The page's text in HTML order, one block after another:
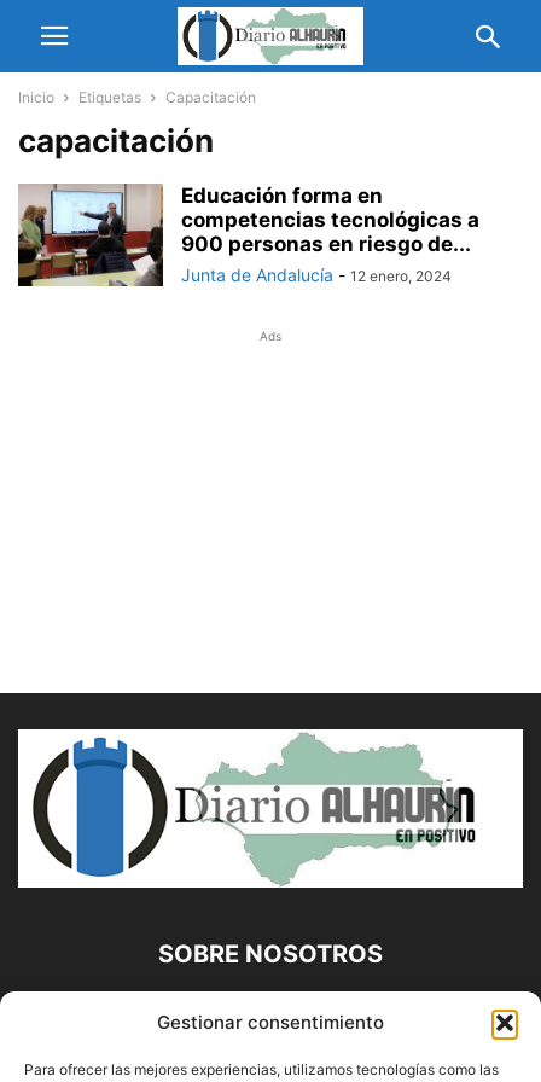
Gestionar consentimiento
Para ofrecer las mejores experiencias, utilizamos tecnologías como las
Inicio Etiquetas Capacitación
capacitación
Educación forma en
competencias tecnológicas a
900 personas en riesgo de...
Junta de Andalucía - 12 enero, 2024
Ads
SOBRE NOSOTROS
Diario Alhaurín (www.alhaurindelatorre.com) Propiedad de
Francisco E. López López | 639 95 71 95 | Noticias de
Alhaurín de la Torre, Málaga y Provincia|